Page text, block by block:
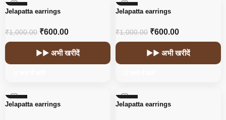
-40%
Jelapatta earrings
₹1,000.00 ₹600.00
▶▶ अभी खरीदें
-40%
Jelapatta earrings
₹1,000.00 ₹600.00
▶▶ अभी खरीदें
-40%
Jelapatta earrings
-40%
Jelapatta earrings